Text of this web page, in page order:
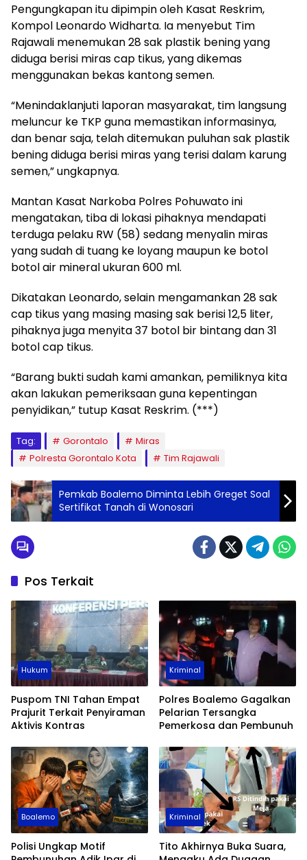
Pengungkapan itu dipimpin oleh Kasat Reskrim,
Kompol Leonardo Widharta. Ia menyebut Tim
Rajawali menemukan 28 sak plastik bening yang
diduga berisi miras cap tikus, yang dikemas
menggunakan bekas kantong semen.
“Menindaklanjuti laporan masyarakat, tim langsung
meluncur ke TKP guna memastikan informasinya,
dan benar saja, telah ditemukan puluhan sak plastik
bening diduga berisi miras yang terisi dalam karung
semen,” ungkapnya.
Mantan Kasat Narkoba Polres Pohuwato ini
mengatakan, tiba di lokasi pihaknya mendapati
terduga pelaku RW (58) sedang menyalin miras
yang sudah di tuang ke loyang maupun ke botol
botol air mineral ukuran 600 ml.
Dikatakan Leonardo, selain mengamankan 28 sak
cap tikus yang masing masing sak berisi 12,5 liter,
pihaknya juga menyita 37 botol bir bintang dan 31
botol cap tikus.
“Barang bukti sudah kami amankan, pemiliknya kita
akan lakukan pemeriksaan guna kepentingan
penyidikan,” tutup Kasat Reskrim. (***)
Tag: Gorontalo
Miras
Polresta Gorontalo Kota
Tim Rajawali
Pemkab Boalemo Diminta Lebih Greget Soal
Sertifikat Tanah di Wonosari
Pos Terkait
Hukum
Puspom TNI Tahan Empat
Prajurit Terkait Penyiraman
Aktivis Kontras
Kriminal
Polres Boalemo Gagalkan
Pelarian Tersangka
Pemerkosa dan Pembunuh
Boalemo
Polisi Ungkap Motif
Kriminal
Tito Akhirnya Buka Suara,